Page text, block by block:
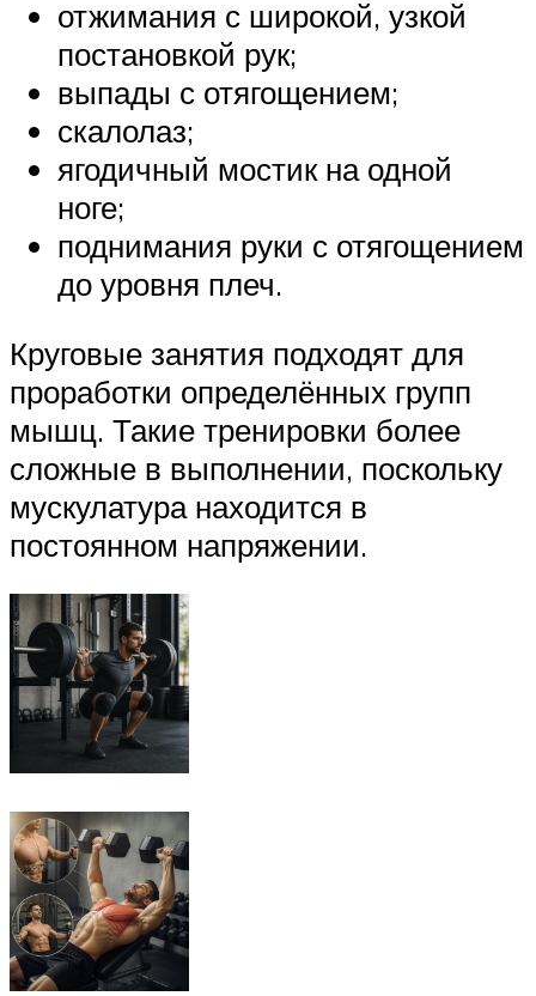
отжимания с широкой, узкой
постановкой рук;
выпады с отягощением;
скалолаз;
ягодичный мостик на одной
ноге;
поднимания руки с отягощением
до уровня плеч.
Круговые занятия подходят для
проработки определённых групп
мышц. Такие тренировки более
сложные в выполнении, поскольку
мускулатура находится в
постоянном напряжении.